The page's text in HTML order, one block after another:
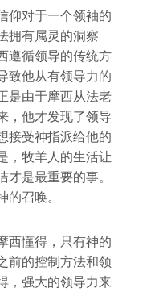
仰对于一个领袖的
拥有属灵的洞察
遵循领导的传统方
致他从有领导力的
是由于摩西从法老
，他才发现了领导
接受神指派给他的
，牧羊人的生活让
是最重要的事。
召唤。
西懂得，只有神的
前的控制方法和领
，强大的领导力来